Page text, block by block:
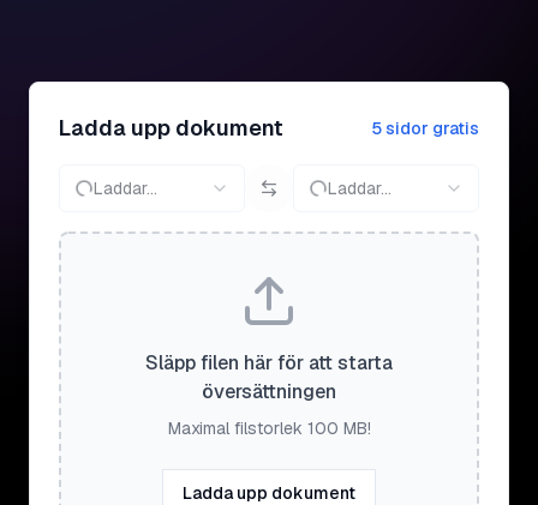
Ladda upp dokument 5 sidor gratis
Laddar... Laddar...
Släpp filen här för att starta
översättningen
Maximal filstorlek 100 MB!
Ladda upp dokument